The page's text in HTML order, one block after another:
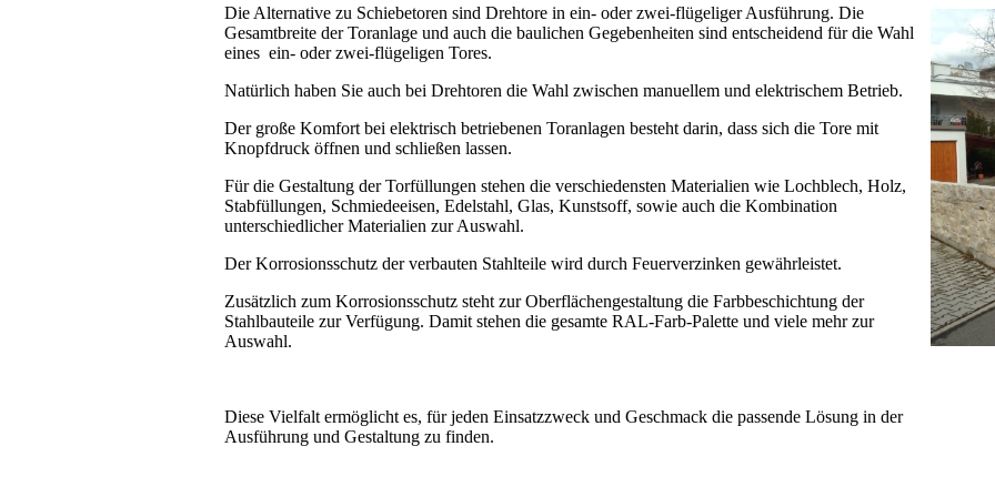
Die Alternative zu Schiebetoren sind Drehtore in ein- oder zwei-flügeliger Ausführung. Die
Gesamtbreite der Toranlage und auch die baulichen Gegebenheiten sind entscheidend für die Wahl
eines ein- oder zwei-flügeligen Tores.
Natürlich haben Sie auch bei Drehtoren die Wahl zwischen manuellem und elektrischem Betrieb.
Der große Komfort bei elektrisch betriebenen Toranlagen besteht darin, dass sich die Tore mit
Knopfdruck öffnen und schließen lassen.
Für die Gestaltung der Torfüllungen stehen die verschiedensten Materialien wie Lochblech, Holz,
Stabfüllungen, Schmiedeeisen, Edelstahl, Glas, Kunstsoff, sowie auch die Kombination
unterschiedlicher Materialien zur Auswahl.
Der Korrosionsschutz der verbauten Stahlteile wird durch Feuerverzinken gewährleistet.
Zusätzlich zum Korrosionsschutz steht zur Oberflächengestaltung die Farbbeschichtung der
Stahlbauteile zur Verfügung. Damit stehen die gesamte RAL-Farb-Palette und viele mehr zur
Auswahl.
Diese Vielfalt ermöglicht es, für jeden Einsatzzweck und Geschmack die passende Lösung in der
Ausführung und Gestaltung zu finden.